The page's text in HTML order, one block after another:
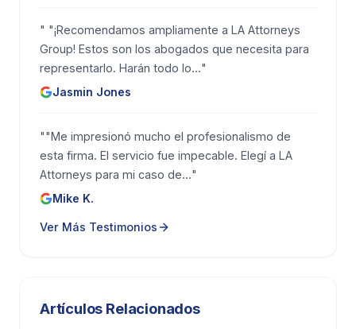
reducir lo que pagan.
Lo contactan directamente
declaración grabada
conozca el alcance total de sus lesiones
Envían investigadores privados
monitorear su actividad
Intentan acceder a su historial médico
Las lesiones de accidentes de camión
" "¡Recomendamos ampliamente a LA Attorneys
Group! Estos son los abogados que necesita para
representarlo. Harán todo lo..."
Jasmin Jones
""Me impresionó mucho el profesionalismo de
esta firma. El servicio fue impecable. Elegí a LA
Attorneys para mi caso de..."
Mike K.
Ver Más Testimonios
Artículos Relacionados